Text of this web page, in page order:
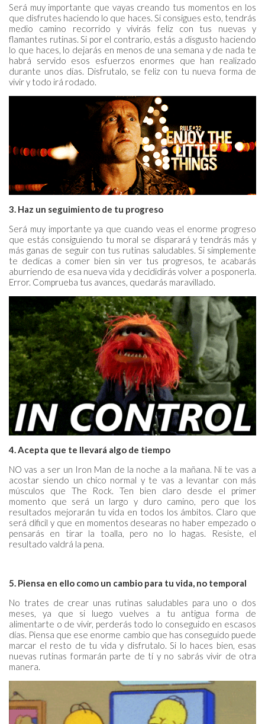
Será muy importante que vayas creando tus momentos en los
que disfrutes haciendo lo que haces. Si consigues esto, tendrás
medio camino recorrido y vivirás feliz con tus nuevas y
flamantes rutinas. Si por el contrario, estás a disgusto haciendo
lo que haces, lo dejarás en menos de una semana y de nada te
habrá servido esos esfuerzos enormes que han realizado
durante unos días. Disfrutalo, se feliz con tu nueva forma de
vivir y todo irá rodado.
3. Haz un seguimiento de tu progreso
Será muy importante ya que cuando veas el enorme progreso
que estás consiguiendo tu moral se disparará y tendrás más y
más ganas de seguir con tus rutinas saludables. Si simplemente
te dedicas a comer bien sin ver tus progresos, te acabarás
aburriendo de esa nueva vida y decididirás volver a posponerla.
Error. Comprueba tus avances, quedarás maravillado.
4. Acepta que te llevará algo de tiempo
NO vas a ser un Iron Man de la noche a la mañana. Ni te vas a
acostar siendo un chico normal y te vas a levantar con más
músculos que The Rock. Ten bien claro desde el primer
momento que será un largo y duro camino, pero que los
resultados mejorarán tu vida en todos los ámbitos. Claro que
será dificil y que en momentos desearas no haber empezado o
pensarás en tirar la toalla, pero no lo hagas. Resiste, el
resultado valdrá la pena.
5. Piensa en ello como un cambio para tu vida, no temporal
No trates de crear unas rutinas saludables para uno o dos
meses, ya que si luego vuelves a tu antigua forma de
alimentarte o de vivir, perderás todo lo conseguido en escasos
días. Piensa que ese enorme cambio que has conseguido puede
marcar el resto de tu vida y disfrutalo. Si lo haces bien, esas
nuevas rutinas formarán parte de tí y no sabrás vivir de otra
manera.